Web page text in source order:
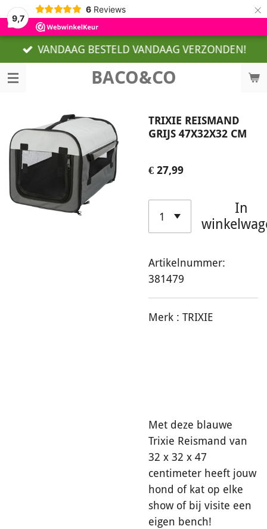
9,7
6 Reviews ×
BACO&CO
VANDAAG BESTELD VANDAAG VERZONDEN!
TRIXIE REISMAND
GRIJS 47X32X32 CM
€ 27,99
In
Artikelnummer:
381479
Merk : TRIXIE
Met deze blauwe
Trixie Reismand van
32 x 32 x 47
centimeter heeft jouw
hond of kat op elke
show of bij visite een
eigen bench!